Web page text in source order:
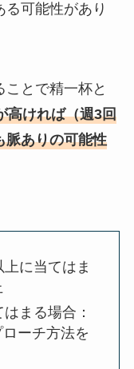
可能性があり
とで精一杯と
高ければ（週3回
脈ありの可能性
に当てはま
まる場合：
ーチ方法を